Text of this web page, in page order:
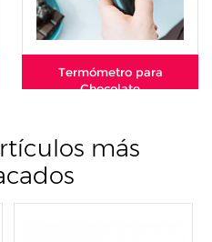
Termómetro para
Chocolate
más